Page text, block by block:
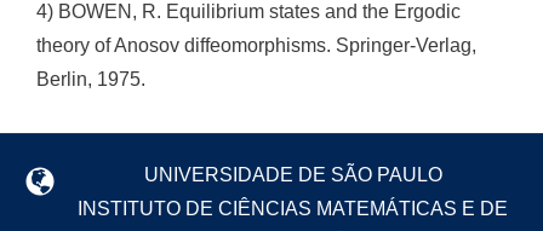
4) BOWEN, R. Equilibrium states and the Ergodic
theory of Anosov diffeomorphisms. Springer-Verlag,
Berlin, 1975.
UNIVERSIDADE DE SÃO PAULO
INSTITUTO DE CIÊNCIAS MATEMÁTICAS E DE